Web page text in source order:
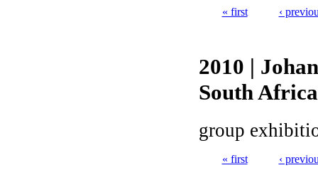
« first ‹
2010 |
South Africa
group
« first ‹